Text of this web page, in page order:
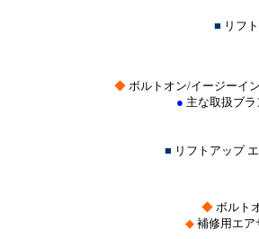
■ リフ
◆ボルトオン/イージーイ
● 主な取扱ブ
■ リフトアップ
◆ボルト
◆ 補修用エア